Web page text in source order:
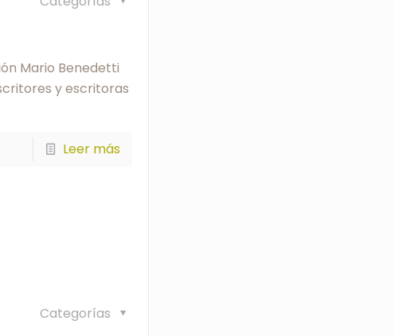
Mario Benedetti
y escritoras
Leer más
Categorías